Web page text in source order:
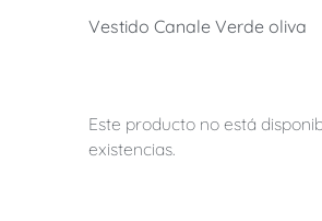
Vestido Canale Verde oliva
Este producto no está
existencias.